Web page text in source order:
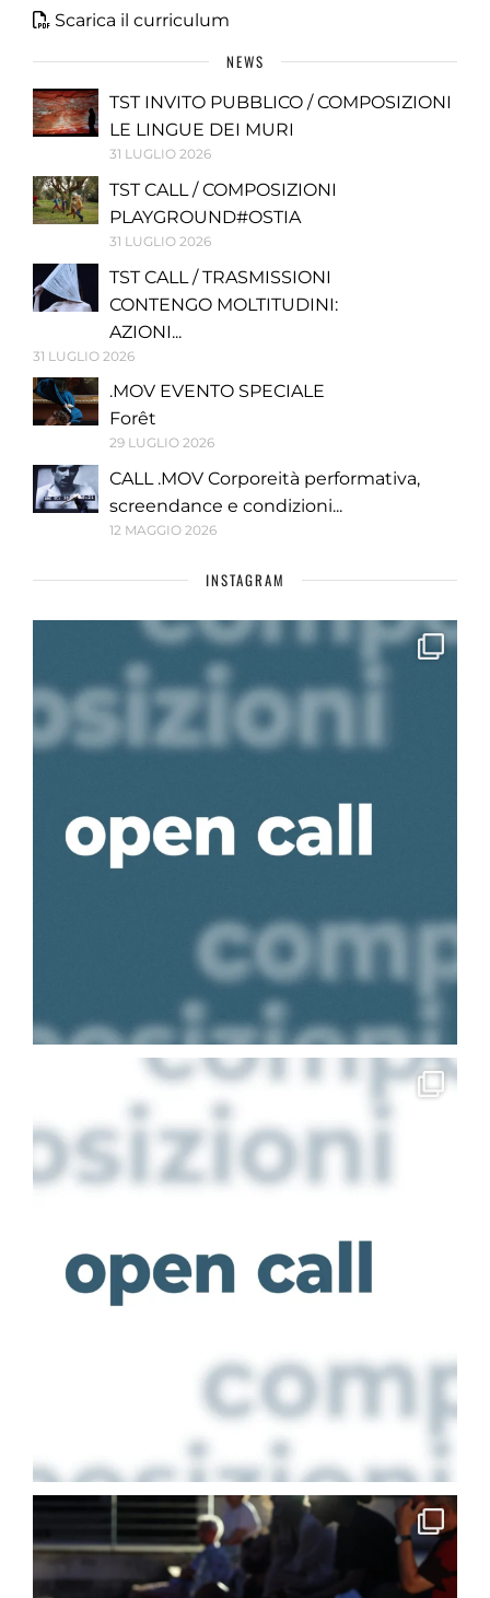
Scarica il curriculum
NEWS
TST INVITO PUBBLICO / COMPOSIZIONI
LE LINGUE DEI MURI
31 LUGLIO 2026
TST CALL / COMPOSIZIONI
PLAYGROUND#OSTIA
31 LUGLIO 2026
TST CALL / TRASMISSIONI
CONTENGO MOLTITUDINI:
AZIONI...
31 LUGLIO 2026
.MOV EVENTO SPECIALE
Forêt
29 LUGLIO 2026
CALL .MOV Corporeità performativa,
screendance e condizioni...
12 MAGGIO 2026
INSTAGRAM